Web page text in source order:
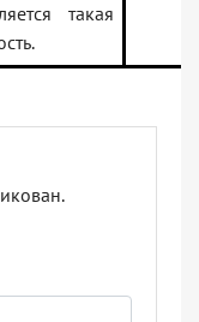
такая